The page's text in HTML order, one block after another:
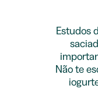
Estudos
Não te